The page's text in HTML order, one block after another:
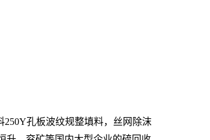
孔板波纹规整填料，丝网除沫